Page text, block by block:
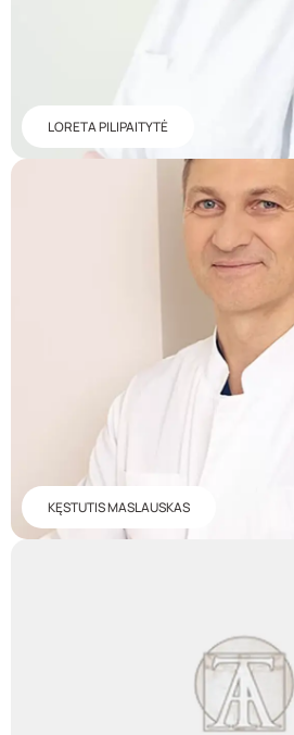
LORETA PILIPAITYTĖ
KĘSTUTIS MASLAUSKAS